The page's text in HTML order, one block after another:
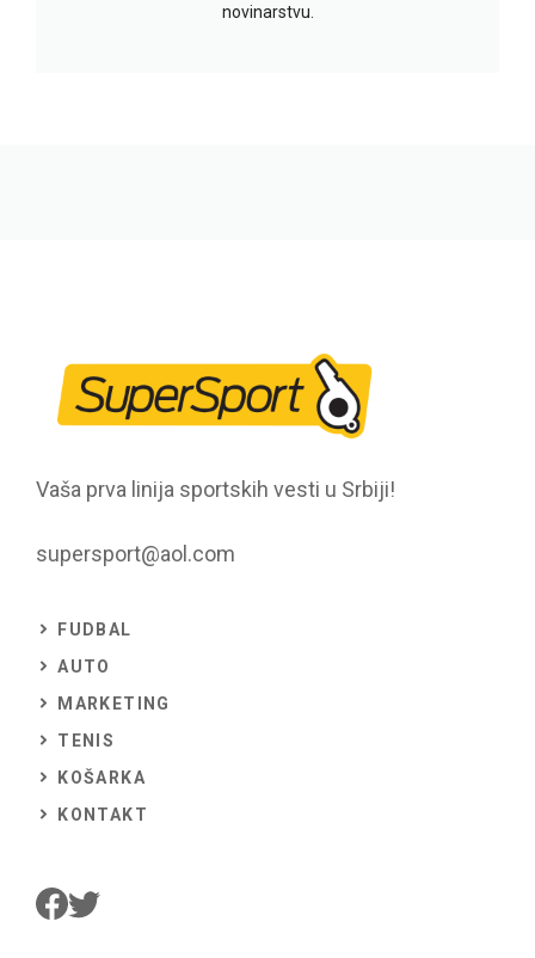
novinarstvu.
Vaša prva linija sportskih vesti u Srbiji!
supersport@aol.com
FUDBAL
AUTO
MARKETING
TENIS
KOŠARKA
KONTAKT